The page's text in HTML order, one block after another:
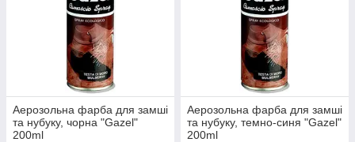
Аерозольна фарба для замші
та нубуку, чорна "Gazel"
200ml
Аерозольна фарба для замші
та нубуку, темно-синя "Gazel"
200ml